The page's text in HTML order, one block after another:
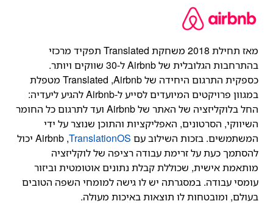
מאז תחילת 2018 משחקת Translated תפקיד מרכזי
בהתרחבות הגלובלית של Airbnb ל-30 שווקים ויותר.
כספקית התרגום היחידה של Airbnb,‏ Translated מטפלת
במגוון פרויקטים המיועדים לסייע ל-Airbnb להגיע ליעדיה:
החל בלוקליזציה של האתר של Airbnb ועד לתרגום כל החומר
השיווקי, הסרטונים, האפליקציות והתוכן שנוצר על ידי
המשתמשים. בזכות השילוב עם TranslationOS
,‏ Airbnb יכול
להסתמך כעת על זרימת עבודה רציפה של לוקליזציה
מותאמת אישית, שכוללת קבלת נתונים אוטומטית וביזור
עומסי עבודה. במסגרתה יש לו גישה למומחי השפה הטובים
בעולם, ומובטחות לו תוצאות באיכות מעולה.